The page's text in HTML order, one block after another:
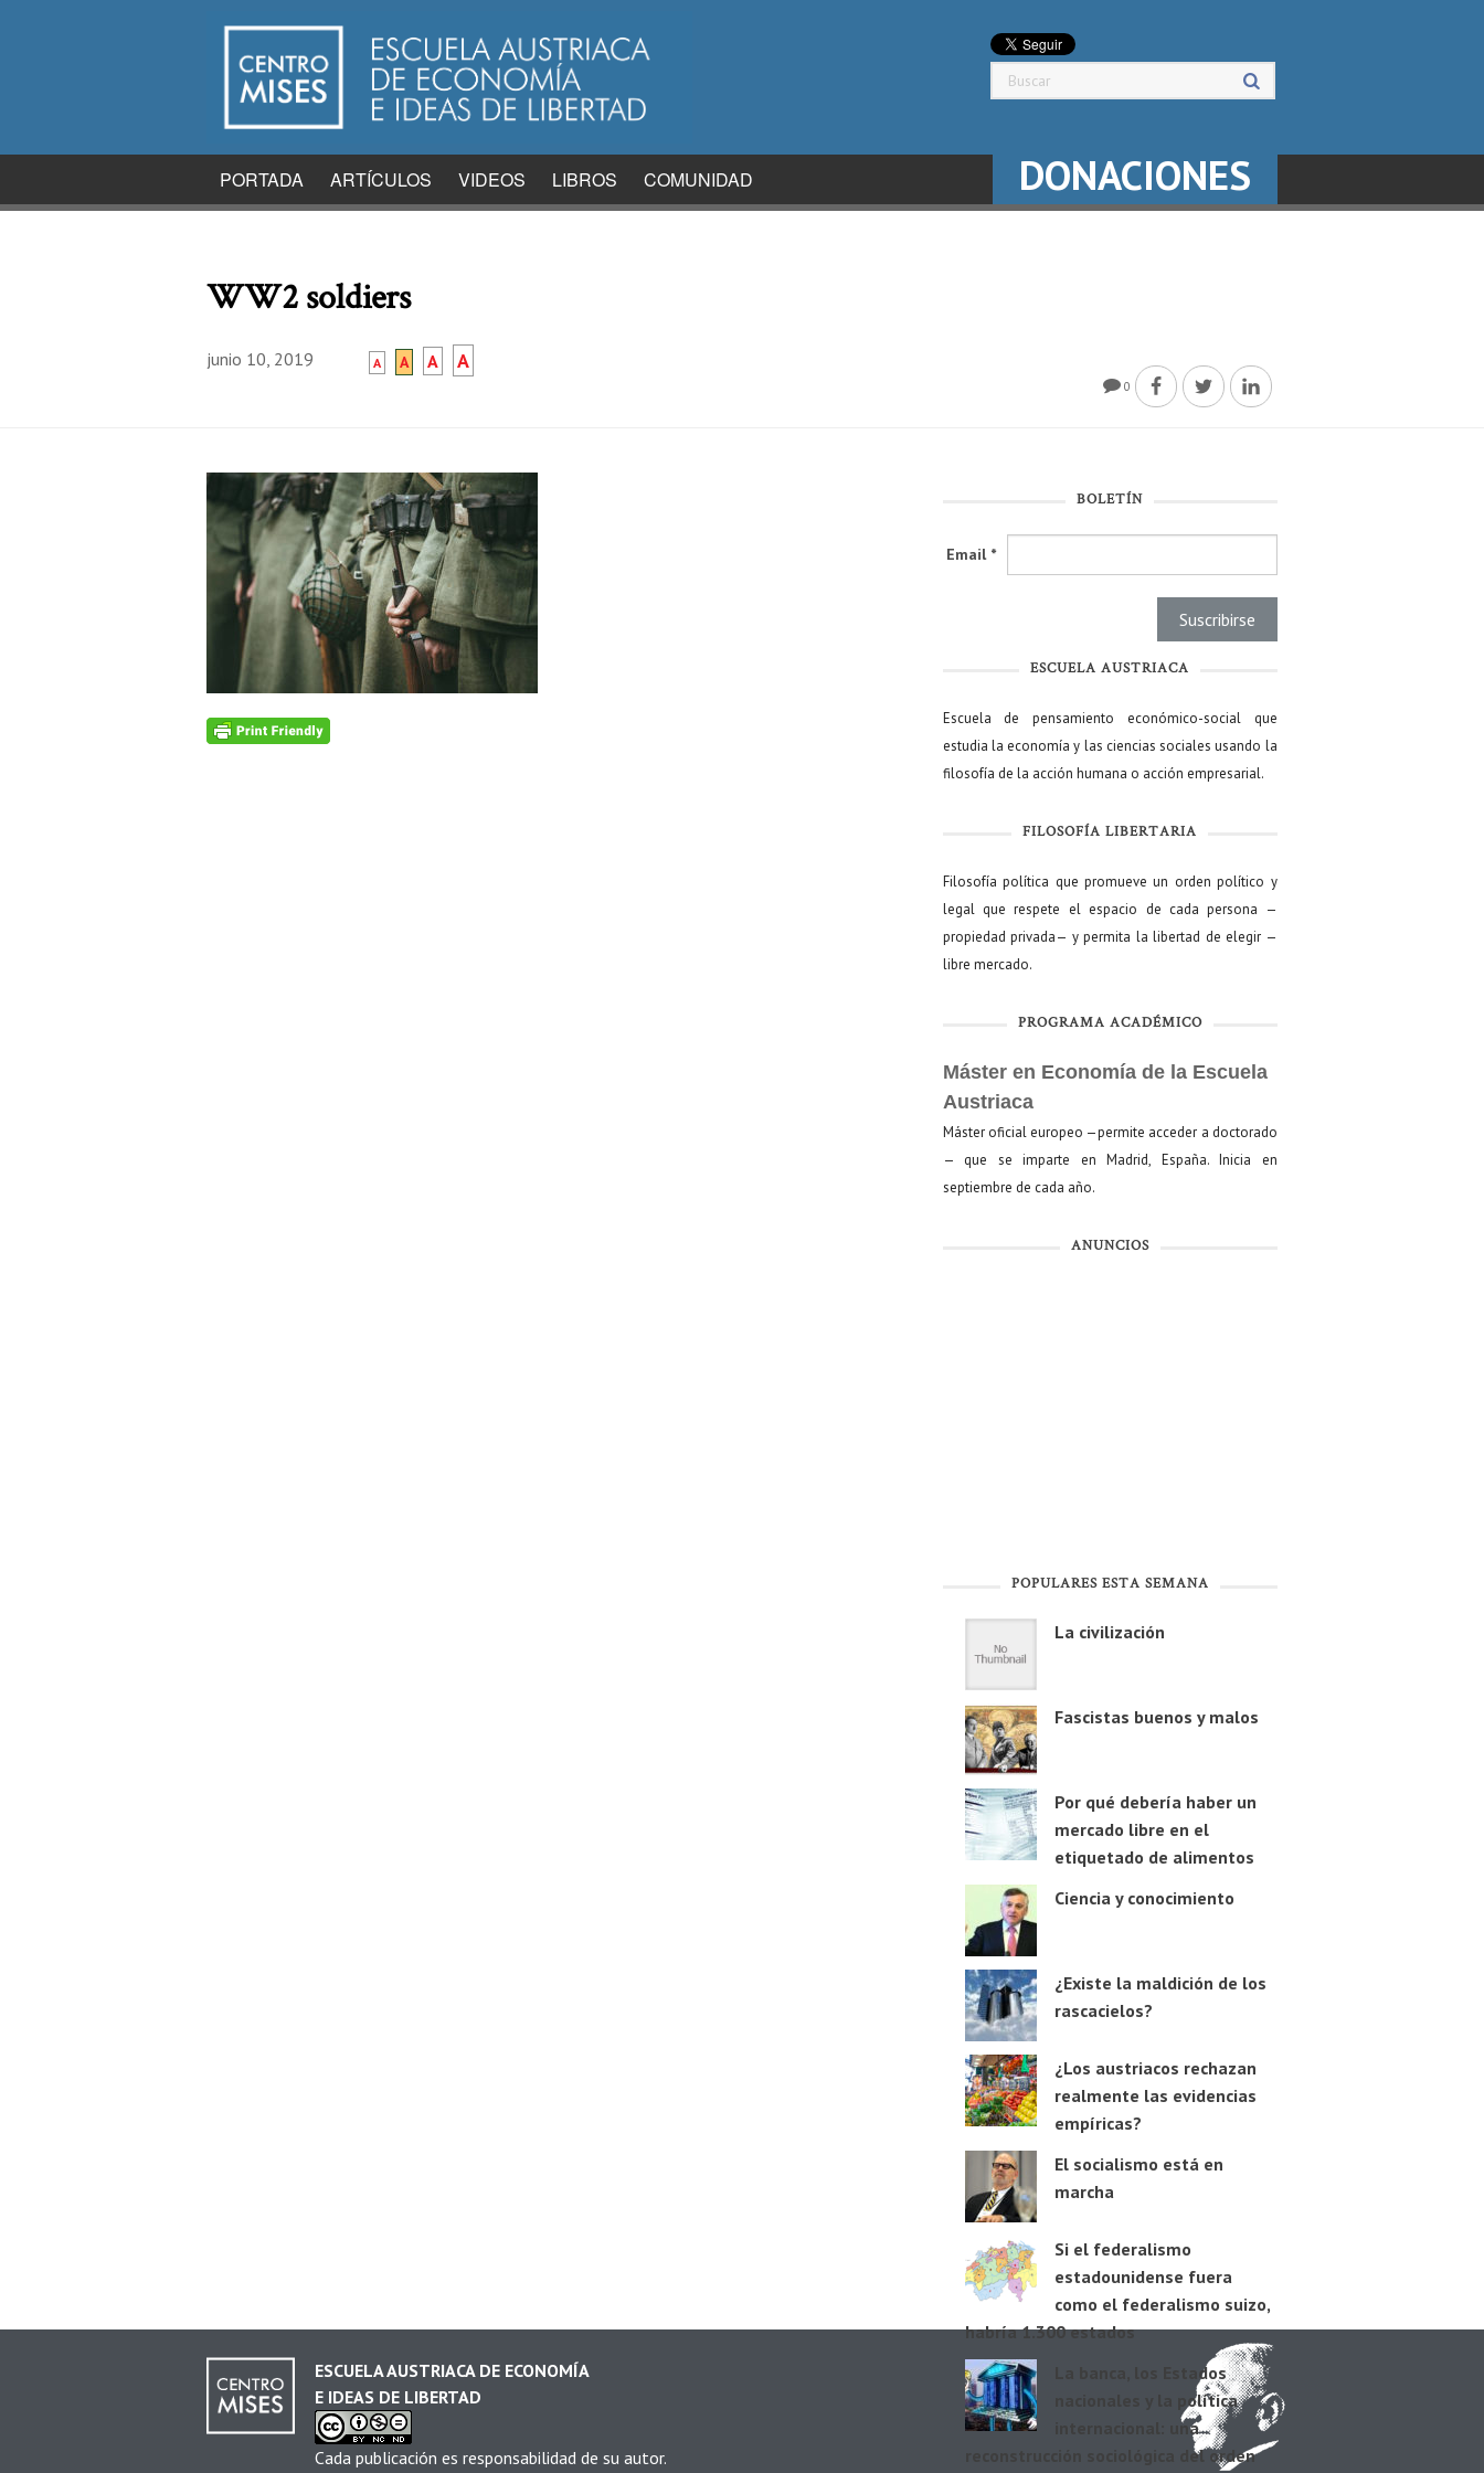
PORTADA ARTÍCULOS VIDEOS LIBROS COMUNIDAD DONACIONES
WW2 soldiers
junio 10, 2019 A A A A
0
BOLETÍN
Email *
ESCUELA AUSTRIACA
Escuela de pensamiento económico-social que
estudia la economía y las ciencias sociales usando la
filosofía de la acción humana o acción empresarial.
FILOSOFÍA LIBERTARIA
Filosofía política que promueve un orden político y
legal que respete el espacio de cada persona —
propiedad privada— y permita la libertad de elegir —
libre mercado.
PROGRAMA ACADÉMICO
Máster en Economía de la Escuela
Austriaca
Máster oficial europeo —permite acceder a doctorado
— que se imparte en Madrid, España. Inicia en
septiembre de cada año.
ANUNCIOS
POPULARES ESTA SEMANA
La civilización
Fascistas buenos y malos
Por qué debería haber un
mercado libre en el
etiquetado de alimentos
Ciencia y conocimiento
¿Existe la maldición de los
rascacielos?
¿Los austriacos rechazan
realmente las evidencias
empíricas?
El socialismo está en
marcha
Si el federalismo
estadounidense fuera
como el federalismo suizo,
habría 1.300 estados
La banca, los Estados
nacionales y la política
internacional: una
reconstrucción sociológica del orden
ESCUELA AUSTRIACA DE ECONOMÍA
E IDEAS DE LIBERTAD
Cada publicación es responsabilidad de su autor.